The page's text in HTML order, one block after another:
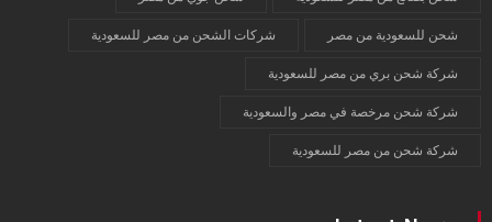
شحن للسعودية من مصر شركات الشحن من مصر للسعودية
شركة شحن بري من مصر للسعودية
شركة شحن مرخصة في مصر والسعودية
شركة شحن من مصر للسعودية